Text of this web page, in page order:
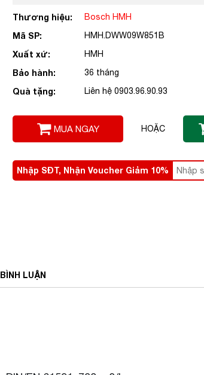
Thương hiệu: Bosch HMH
Mã SP: HMH.DWW09W851B
Xuất xứ: HMH
Bảo hành: 36 tháng
Quà tặng: Liên hệ 0903.96.90.93
MUA NGAY HOẶC
Nhập SĐT, Nhận Voucher Giảm 10%
BÌNH LUẬN